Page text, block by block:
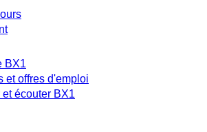
BX1
et offres d'emploi
et écouter BX1